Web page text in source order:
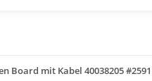
Board mit Kabel 40038205 #2591